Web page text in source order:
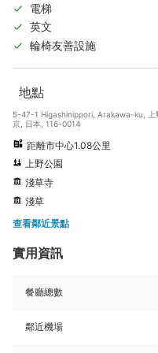
電梯
英文
輪椅友善設施
地點
5-47-1 Higashinippori, Arakawa-ku, 上
京, 日本, 116-0014
距離市中心1.08公里
上野公園
淺草寺
淺草
查看鄰近景點
實用資訊
餐廳總數
鄰近機場